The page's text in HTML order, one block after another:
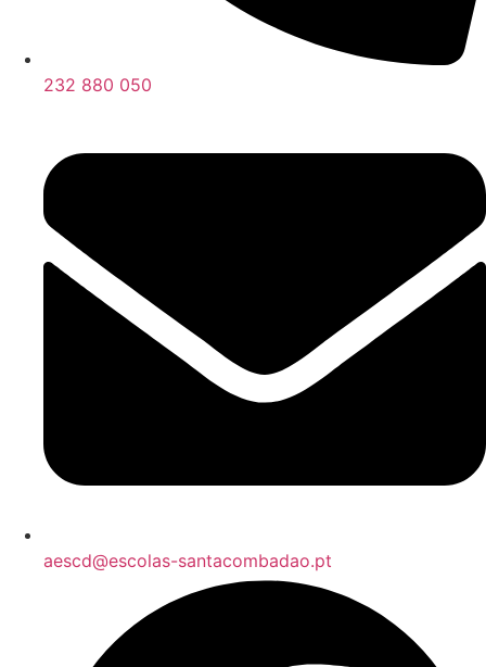
232 880 050
aescd@escolas-santacombadao.pt